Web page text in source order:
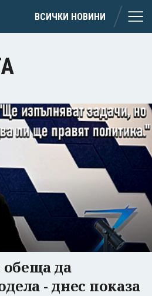
ВСИЧКИ НОВИНИ
обеща да
- днес показа